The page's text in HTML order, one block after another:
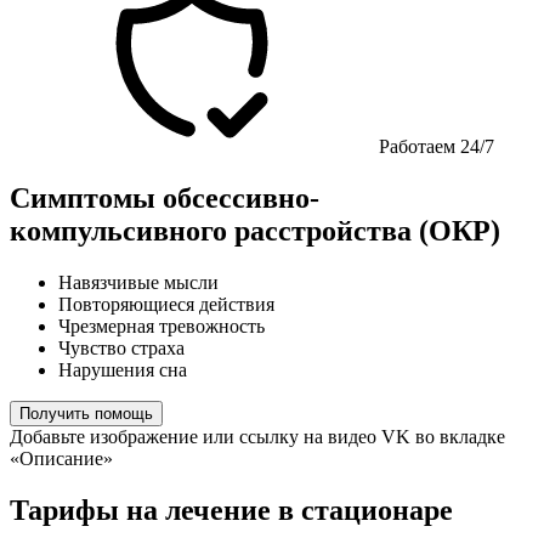
Работаем 24/7
Симптомы обсессивно-
компульсивного расстройства (ОКР)
Навязчивые мысли
Повторяющиеся действия
Чрезмерная тревожность
Чувство страха
Нарушения сна
Получить помощь
Добавьте изображение или ссылку на видео VK во вкладке
«Описание»
Тарифы на лечение в стационаре